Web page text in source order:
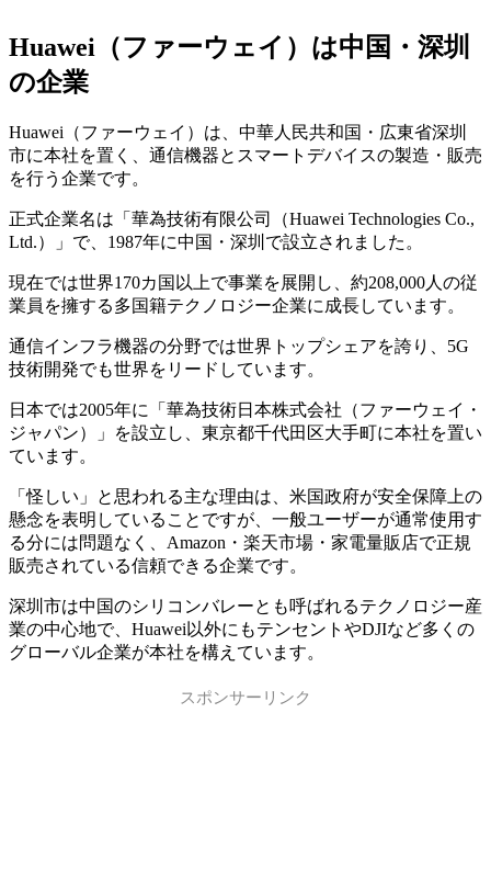
Huawei（ファーウェイ）は中国・深圳
の企業
Huawei（ファーウェイ）は、中華人民共和国・広東省深圳
市に本社を置く、通信機器とスマートデバイスの製造・販売
を行う企業です。
正式企業名は「華為技術有限公司（Huawei Technologies Co.,
Ltd.）」で、1987年に中国・深圳で設立されました。
現在では世界170カ国以上で事業を展開し、約208,000人の従
業員を擁する多国籍テクノロジー企業に成長しています。
通信インフラ機器の分野では世界トップシェアを誇り、5G
技術開発でも世界をリードしています。
日本では2005年に「華為技術日本株式会社（ファーウェイ・
ジャパン）」を設立し、東京都千代田区大手町に本社を置い
ています。
「怪しい」と思われる主な理由は、米国政府が安全保障上の
懸念を表明していることですが、一般ユーザーが通常使用す
る分には問題なく、Amazon・楽天市場・家電量販店で正規
販売されている信頼できる企業です。
深圳市は中国のシリコンバレーとも呼ばれるテクノロジー産
業の中心地で、Huawei以外にもテンセントやDJIなど多くの
グローバル企業が本社を構えています。
スポンサーリンク